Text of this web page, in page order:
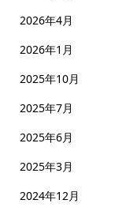
2026年4月
2026年1月
2025年10月
2025年7月
2025年6月
2025年3月
2024年12月